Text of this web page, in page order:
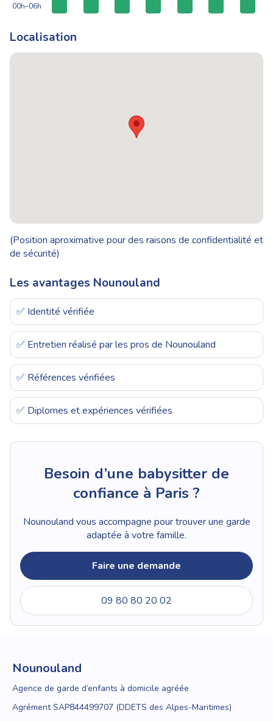
00h–06h
Localisation
(Position aproximative pour des raisons de confidentialité et
de sécurité)
Les avantages Nounouland
✅ Identité vérifiée
✅ Entretien réalisé par les pros de Nounouland
✅ Références vérifiées
✅ Diplomes et expériences vérifiées
Besoin d’une babysitter de
confiance à Paris ?
Nounouland vous accompagne pour trouver une garde
adaptée à votre famille.
Faire une demande
09 80 80 20 02
Nounouland
Agence de garde d’enfants à domicile agréée
Agrément SAP844499707 (DDETS des Alpes-Maritimes)